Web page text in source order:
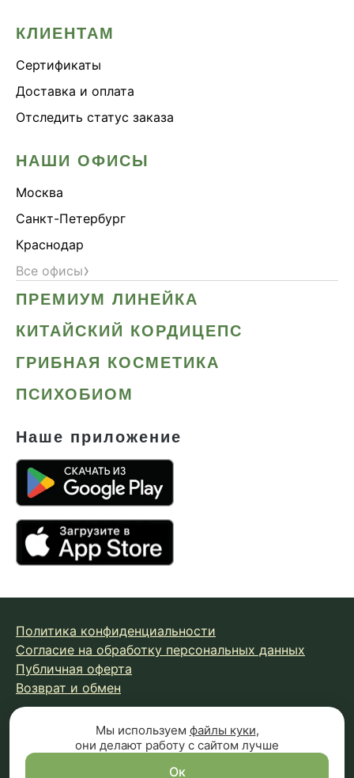
КЛИЕНТАМ
Сертификаты
Доставка и оплата
Отследить статус заказа
НАШИ ОФИСЫ
Москва
Санкт-Петербург
Краснодар
Все офисы›
ПРЕМИУМ ЛИНЕЙКА
КИТАЙСКИЙ КОРДИЦЕПС
ГРИБНАЯ КОСМЕТИКА
ПСИХОБИОМ
Наше приложение
Политика конфиденциальности
Согласие на обработку персональных данных
Публичная оферта
Возврат и обмен
© 2026 Fungiline — зарегистрированная торговая марка.
Копирование материалов с сайта запрещено.
Вся информация на сайте носит справочный характер и
Мы используем файлы куки,
они делают работу с сайтом лучше
Ок